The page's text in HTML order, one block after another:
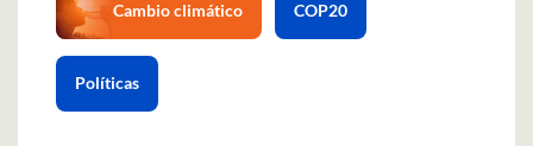
Cambio climático COP20
Políticas